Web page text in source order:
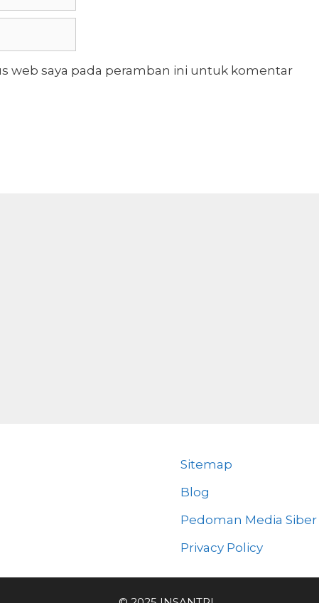
web saya pada peramban ini untuk komentar
Sitemap
Blog
Pedoman Media Siber
Privacy Policy